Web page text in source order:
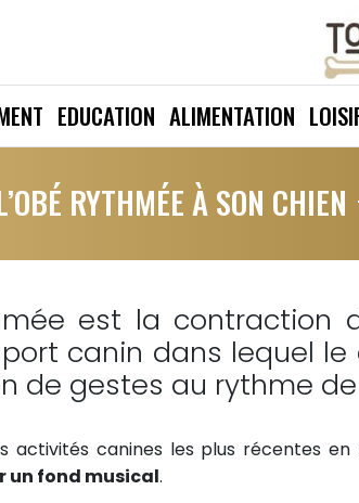
EDUCATION ALIMENTATION
RYTHMÉE À SON CHIEN
est la contraction
canin dans lequel
de gestes au rythme
activités canines les plus récentes
un fond musical.